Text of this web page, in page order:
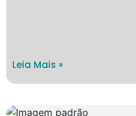
Leia Mais »